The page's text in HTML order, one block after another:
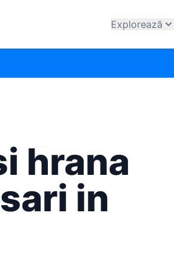
Explorează
hrana
in